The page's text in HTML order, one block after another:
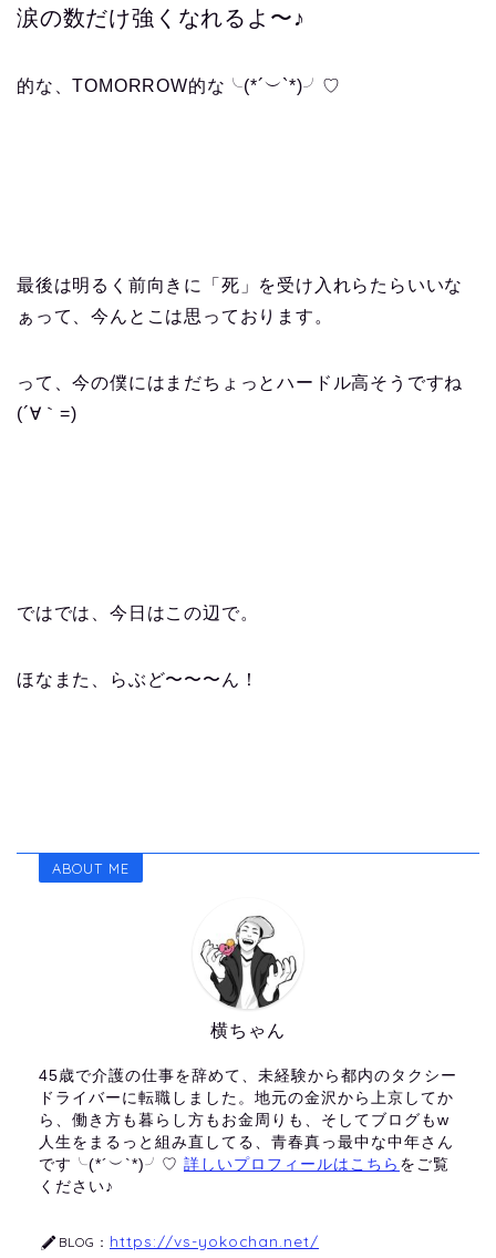
涙の数だけ強くなれるよ〜♪
的な、TOMORROW的な╰(*´︶`*)╯♡
最後は明るく前向きに「死」を受け入れらたらいいな
ぁって、今んとこは思っております。
って、今の僕にはまだちょっとハードル高そうですね
(´∀｀=)
ではでは、今日はこの辺で。
ほなまた、らぶど〜〜〜ん！
ABOUT ME
横ちゃん
45歳で介護の仕事を辞めて、未経験から都内のタクシー
ドライバーに転職しました。地元の金沢から上京してか
ら、働き方も暮らし方もお金周りも、そしてブログもw
人生をまるっと組み直してる、青春真っ最中な中年さん
です╰(*´︶`*)╯♡ 詳しいプロフィールはこちら をご覧
ください♪
BLOG： https://vs-yokochan.net/